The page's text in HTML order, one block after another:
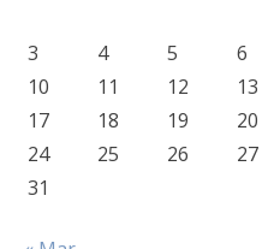
3
4 5 6
10
11 12 13
17
18 19 20
24
25 26 27
31